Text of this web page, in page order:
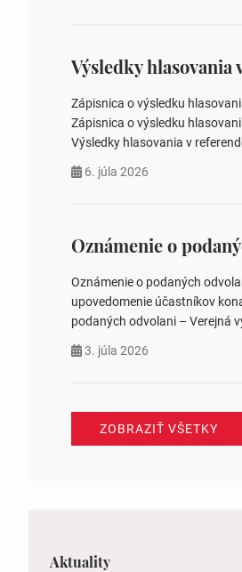
zastupiteľstiev, počtu
zastupiteľstiev v nich 4.
obecného pozemku –…
Zápisnica o výsledku
Zápisnica o výsledku
Výsledky hlasovania v
na hlasovaní https://
6. júla 2026
Oznámenie o podaných
upovedomenie účastníkov
podaných odvolani – Verejná
3. júla 2026
ZOBRAZIŤ VŠETKY
Aktuality